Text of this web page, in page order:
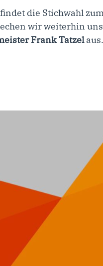
findet die Stichwahl
wir weiterhin
Frank Tatzelaus.